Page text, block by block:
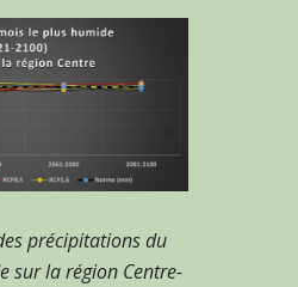
précipitations du
sur la région Centre-